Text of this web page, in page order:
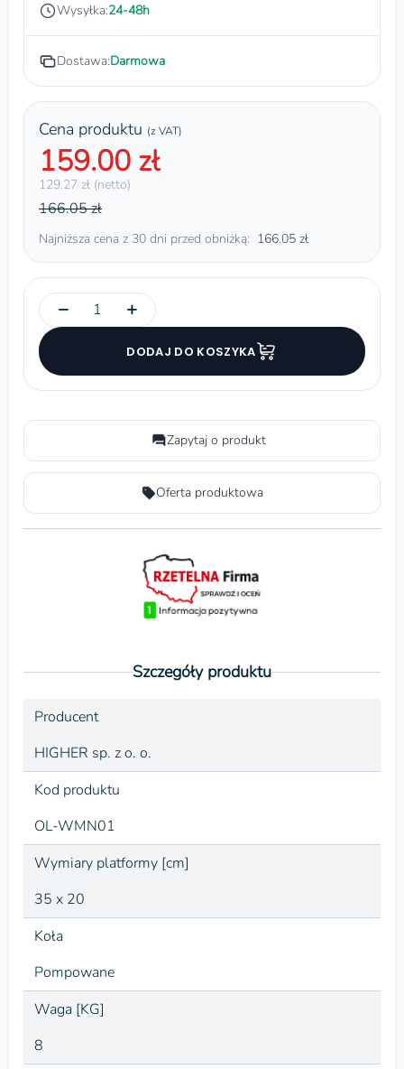
Wysyłka:24-48h
Dostawa:Darmowa
Cena produktu (z VAT)
159.00 zł
129.27 zł (netto)
166.05 zł
Najniższa cena z 30 dni przed obniżką: 166.05 zł
− +
DODAJ DO KOSZYKA
Zapytaj o produkt
Oferta produktowa
Szczegóły produktu
Producent
HIGHER sp. z o. o.
Kod produktu
OL-WMN01
Wymiary platformy [cm]
35 x 20
Koła
Pompowane
Waga [KG]
8